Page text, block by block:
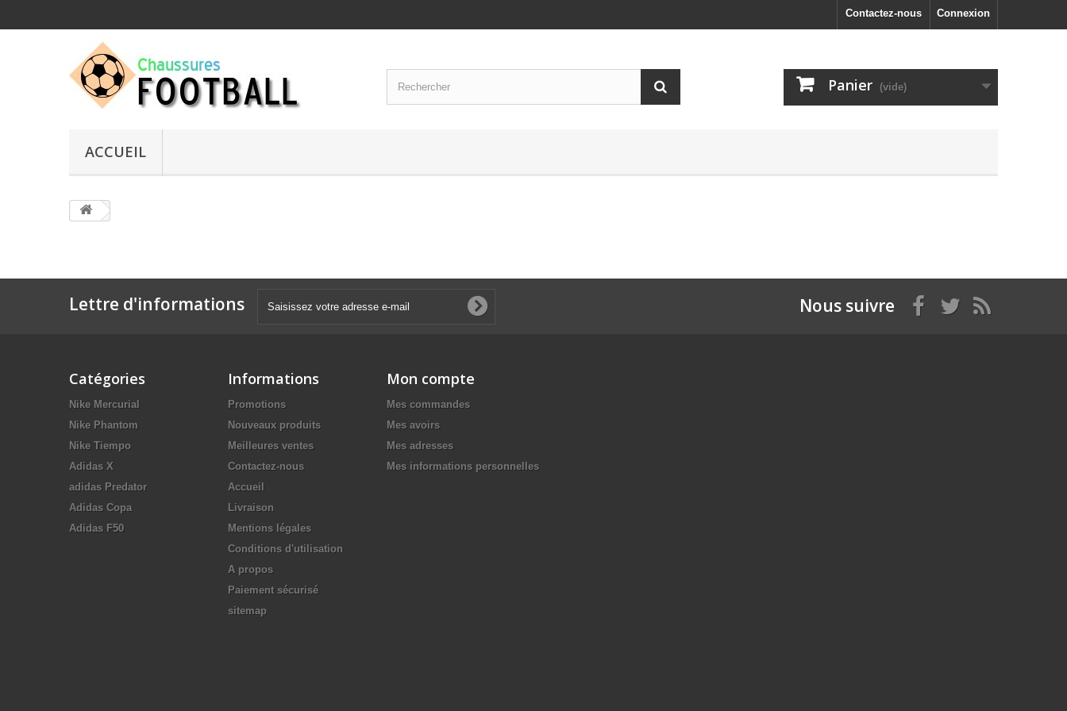
Connexion
Contactez-nous
Panier (vide)
ACCUEIL
Lettre d'informations Nous suivre
Catégories
Nike Mercurial
Nike Phantom
Nike Tiempo
Adidas X
adidas Predator
Adidas Copa
Adidas F50
Informations
Promotions
Nouveaux produits
Meilleures ventes
Contactez-nous
Accueil
Livraison
Mentions légales
Conditions d'utilisation
A propos
Paiement sécurisé
sitemap
Mon compte
Mes commandes
Mes avoirs
Mes adresses
Mes informations personnelles